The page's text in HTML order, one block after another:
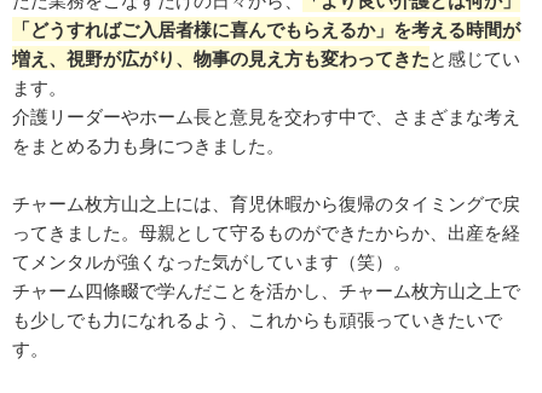
「どうすればご入居者様に喜んでもらえるか」を考える時間が
増え、視野が広がり、物事の見え方も変わってきたと感じてい
ます。
介護リーダーやホーム長と意見を交わす中で、さまざまな考え
をまとめる力も身につきました。
チャーム枚方山之上には、育児休暇から復帰のタイミングで戻
ってきました。母親として守るものができたからか、出産を経
てメンタルが強くなった気がしています（笑）。
チャーム四條畷で学んだことを活かし、チャーム枚方山之上で
も少しでも力になれるよう、これからも頑張っていきたいで
す。